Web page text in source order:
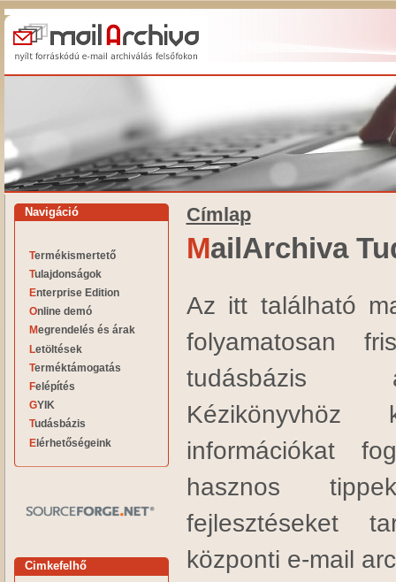
Navigáció
Termékismertető
Tulajdonságok
Enterprise Edition
Online demó
Megrendelés és árak
Letöltések
Terméktámogatás
Felépítés
GYIK
Tudásbázis
Elérhetőségeink
Cimkefelhő
Címlap
MailArchiva
Az itt található
folyamatosan
tudásbázis
Kézikönyvhöz
információkat
hasznos
fejlesztéseket
központi e-mail